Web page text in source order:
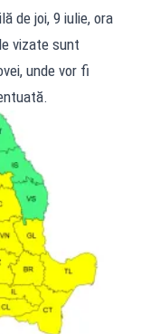
de joi, 9 iulie, ora
vizate sunt
unde vor fi